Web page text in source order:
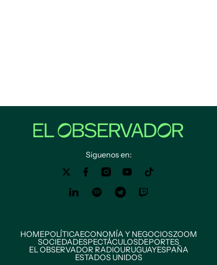
Siguenos en:
HOMEPOLÍTICAECONOMÍA Y NEGOCIOSZOOM
SOCIEDADESPECTÁCULOSDEPORTES
EL OBSERVADOR RADIOURUGUAYESPAÑA
ESTADOS UNIDOS